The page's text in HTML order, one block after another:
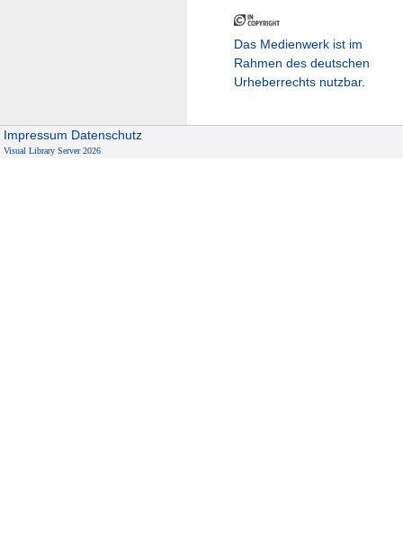
Das Medienwerk ist im
Rahmen des deutschen
Urheberrechts nutzbar.
Impressum Datenschutz
Visual Library Server 2026